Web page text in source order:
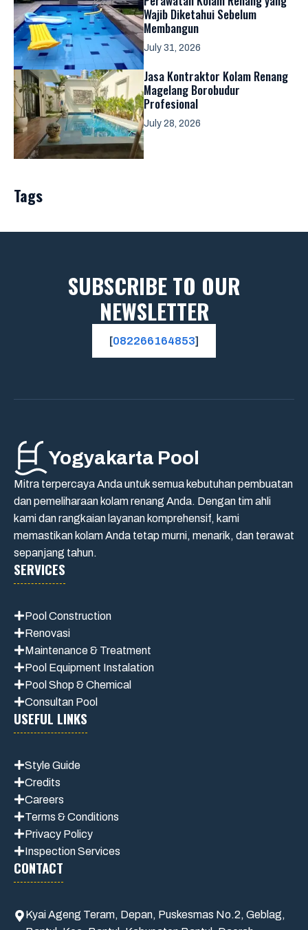
Wajib Diketahui Sebelum
Membangun
July 31, 2026
Jasa Kontraktor Kolam Renang
Magelang Borobudur
Profesional
July 28, 2026
Tags
SUBSCRIBE TO OUR
NEWSLETTER
[082266164853]
Yogyakarta Pool
Mitra terpercaya Anda untuk semua kebutuhan pembuatan
dan pemeliharaan kolam renang Anda. Dengan tim ahli
kami dan rangkaian layanan komprehensif, kami
memastikan kolam Anda tetap murni, menarik, dan terawat
sepanjang tahun.
SERVICES
Pool Construction
Renovasi
Maintenance& Treatment
Pool Equipment Instalation
Pool Shop & Chemical
Consultan Pool
USEFUL LINKS
Style Guide
Credits
Careers
Terms & Conditions
Privacy Policy
Inspection Services
CONTACT
Kyai Ageng Teram, Depan, Puskesmas No.2, Geblag,